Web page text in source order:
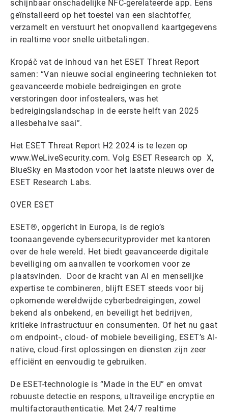
schijnbaar onschadelijke NFC-gerelateerde app. Eens
geïnstalleerd op het toestel van een slachtoffer,
verzamelt en verstuurt het onopvallend kaartgegevens
in realtime voor snelle uitbetalingen.
Kropáč vat de inhoud van het ESET Threat Report
samen: “Van nieuwe social engineering technieken tot
geavanceerde mobiele bedreigingen en grote
verstoringen door infostealers, was het
bedreigingslandschap in de eerste helft van 2025
allesbehalve saai”.
Het ESET Threat Report H2 2024 is te lezen op
www.WeLiveSecurity.com. Volg ESET Research op X,
BlueSky en Mastodon voor het laatste nieuws over de
ESET Research Labs.
OVER ESET
ESET®, opgericht in Europa, is de regio’s
toonaangevende cybersecurityprovider met kantoren
over de hele wereld. Het biedt geavanceerde digitale
beveiliging om aanvallen te voorkomen voor ze
plaatsvinden. Door de kracht van AI en menselijke
expertise te combineren, blijft ESET steeds voor bij
opkomende wereldwijde cyberbedreigingen, zowel
bekend als onbekend, en beveiligt het bedrijven,
kritieke infrastructuur en consumenten. Of het nu gaat
om endpoint-, cloud- of mobiele beveiliging, ESET’s AI-
native, cloud-first oplossingen en diensten zijn zeer
efficiënt en eenvoudig te gebruiken.
De ESET-technologie is “Made in the EU” en omvat
robuuste detectie en respons, ultraveilige encryptie en
multifactorauthenticatie. Met 24/7 realtime